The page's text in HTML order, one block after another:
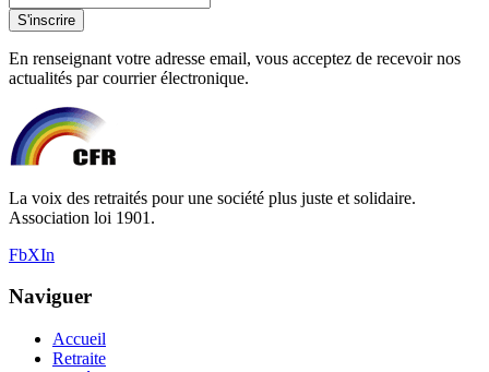
S'inscrire
En renseignant votre adresse email, vous acceptez de recevoir nos
actualités par courrier électronique.
La voix des retraités pour une société plus juste et solidaire.
Association loi 1901.
FbXIn
Naviguer
Accueil
Retraite